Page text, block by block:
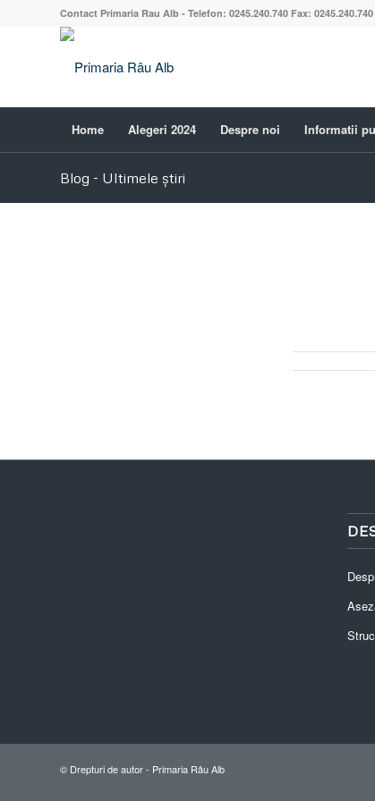
Contact Primaria Rau Alb - Telefon: 0245.240.740 Fax: 0245.240.740
Home Alegeri 2024 Despre noi Informatii
Blog - Ultimele știri
© Drepturi de autor - Primaria Râu Alb